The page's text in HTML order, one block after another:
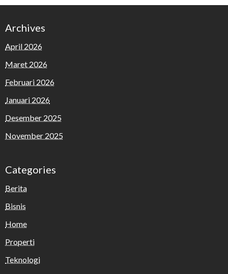
Archives
April 2026
Maret 2026
Februari 2026
Januari 2026
Desember 2025
November 2025
Categories
Berita
Bisnis
Home
Properti
Teknologi